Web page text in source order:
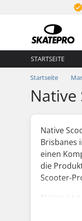
STARTSEITE
Startseite
Native
Native
Brisbanes
einen
die
Scooter-
Native ist
auch für